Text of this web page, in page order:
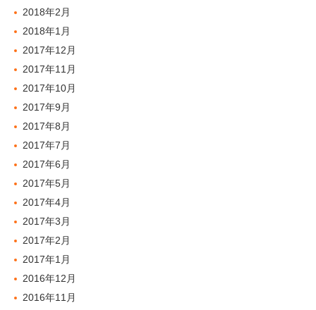
2018年2月
2018年1月
2017年12月
2017年11月
2017年10月
2017年9月
2017年8月
2017年7月
2017年6月
2017年5月
2017年4月
2017年3月
2017年2月
2017年1月
2016年12月
2016年11月